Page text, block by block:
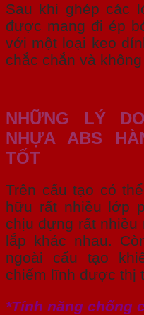
Sau khi ghép các
được mang đi ép
với một loại keo
chắc chắn và
NHỮNG LÝ
NHỰA ABS
TỐT
Trên cấu tạo có
hữu rất nhiều lớp
chịu đựng rất
lắp khác nhau.
ngoài cấu tạo
chiếm lĩnh được thị
*Tính năng chống